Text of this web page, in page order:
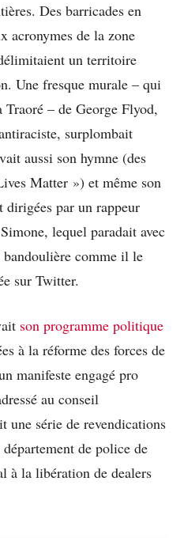
Des barricades en
acronymes de la zone
un territoire
Une fresque murale – qui
– de George Flyod,
surplombait
aussi son hymne (des
Matter ») et même son
par un rappeur
lequel paradait avec
comme il le
sur Twitter.
son programme politique
à la réforme des forces de
manifeste engagé pro
au conseil
série de revendications
de police de
à la libération de dealers